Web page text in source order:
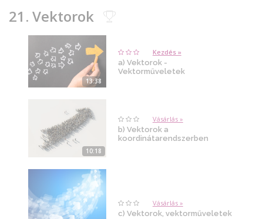
21. Vektorok
13:38
Kezdés »
a) Vektorok -
Vektorműveletek
10:18
Vásárlás »
b) Vektorok a
koordinátarendszerben
Vásárlás »
c) Vektorok, vektorműveletek